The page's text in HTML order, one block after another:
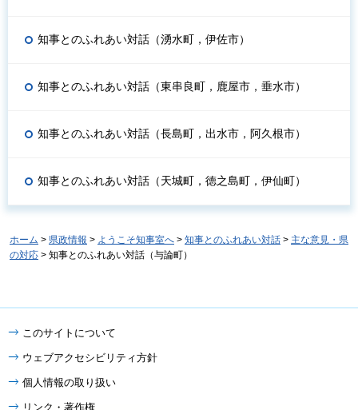
知事とのふれあい対話（湧水町，伊佐市）
知事とのふれあい対話（東串良町，鹿屋市，垂水市）
知事とのふれあい対話（長島町，出水市，阿久根市）
知事とのふれあい対話（天城町，徳之島町，伊仙町）
ホーム > 県政情報 > ようこそ知事室へ > 知事とのふれあい対話 > 主な意見・県
の対応 > 知事とのふれあい対話（与論町）
このサイトについて
ウェブアクセシビリティ方針
個人情報の取り扱い
リンク・著作権